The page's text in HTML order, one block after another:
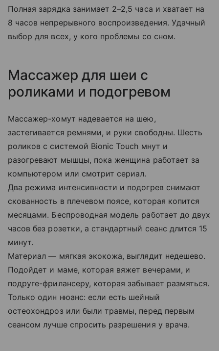
Полная зарядка занимает 2–2,5 часа и хватает на
8 часов непрерывного воспроизведения. Удачный
выбор для всех, у кого проблемы со сном.
Массажер для шеи с
роликами и подогревом
Массажер-хомут надевается на шею,
застегивается ремнями, и руки свободны. Шесть
роликов с системой Bionic Touch мнут и
разогревают мышцы, пока женщина работает за
компьютером или смотрит сериал.
Два режима интенсивности и подогрев снимают
скованность в плечевом поясе, которая копится
месяцами. Беспроводная модель работает до двух
часов без розетки, а стандартный сеанс длится 15
минут.
Материал — мягкая экокожа, выглядит недешево.
Подойдет и маме, которая вяжет вечерами, и
подруге-фрилансеру, которая забывает размяться.
Только один нюанс: если есть шейный
остеохондроз или были травмы, перед первым
сеансом лучше спросить разрешения у врача.